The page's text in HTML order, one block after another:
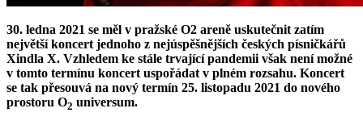
30. ledna 2021 se měl v pražské O2 areně uskutečnit zatím
největší koncert jednoho z nejúspěšnějších českých písničkářů
Xindla X. Vzhledem ke stále trvající pandemii však není možné
v tomto termínu koncert uspořádat v plném rozsahu. Koncert
se tak přesouvá na nový termín 25. listopadu 2021 do nového
prostoru O2 universum.